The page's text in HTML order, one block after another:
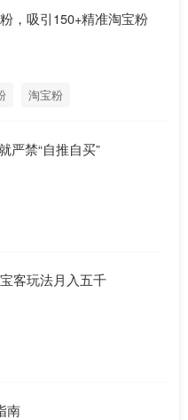
，吸引150+精准淘宝粉
淘宝粉
严禁“自推自买”
客玩法月入五千
南